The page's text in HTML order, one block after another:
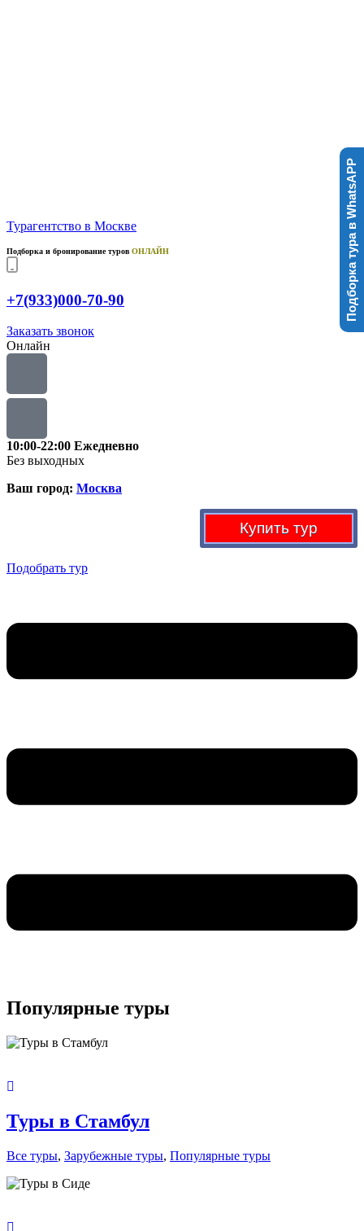
Турагентство в Москве
Подборка и бронирование туров ОНЛАЙН
+7(933)000-70-90
Заказать звонок
Онлайн
10:00-22:00 Ежедневно
Без выходных
Ваш город: Москва
Купить тур
Подобрать тур
Популярные туры
Туры в Стамбул
Все туры, Зарубежные туры, Популярные туры
Подборка тура в WhatsAPP